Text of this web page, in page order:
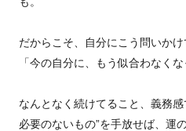
だからこそ、自分にこう問いかけ
「今の自分に、もう似合わなく
なんとなく続けてること、義務
必要のないもの”を手放せば、運